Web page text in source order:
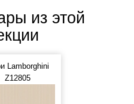
из этой
Lamborghini
Z12805